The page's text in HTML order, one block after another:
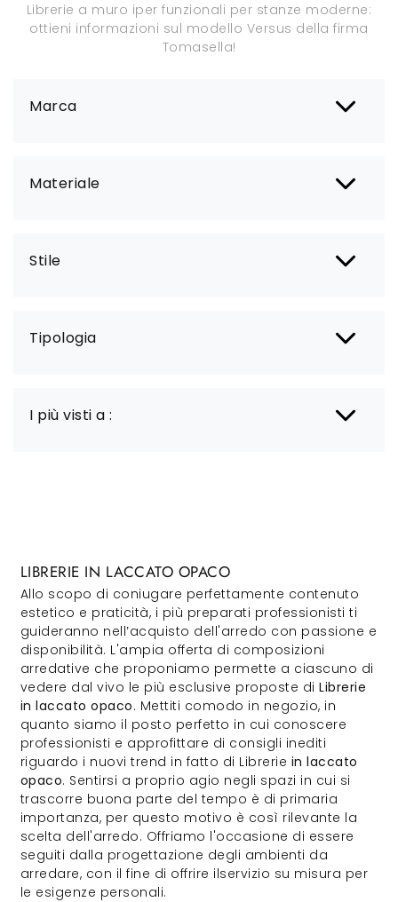
Marca
Materiale
Stile
Tipologia
I più visti a :
Librerie a muro iper funzionali per stanze moderne:
ottieni informazioni sul modello Versus della firma
Tomasella!
LIBRERIE IN LACCATO OPACO
Allo scopo di coniugare perfettamente contenuto
estetico e praticità, i più preparati professionisti ti
guideranno nell’acquisto dell'arredo con passione e
disponibilità. L'ampia offerta di composizioni
arredative che proponiamo permette a ciascuno di
vedere dal vivo le più esclusive proposte di Librerie
in laccato opaco. Mettiti comodo in negozio, in
quanto siamo il posto perfetto in cui conoscere
professionisti e approfittare di consigli inediti
riguardo i nuovi trend in fatto di Librerie in laccato
opaco. Sentirsi a proprio agio negli spazi in cui si
trascorre buona parte del tempo è di primaria
importanza, per questo motivo è così rilevante la
scelta dell'arredo. Offriamo l'occasione di essere
seguiti dalla progettazione degli ambienti da
arredare, con il fine di offrire ilservizio su misura per
le esigenze personali.